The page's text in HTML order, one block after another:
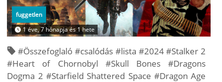
fuggetlen
1 éve, 7 hónapja és 1 hete
#Összefoglaló #csalódás #lista #2024 #Stalker 2
#Heart of Chornobyl #Skull Bones #Dragons
Dogma 2 #Starfield Shattered Space #Dragon Age